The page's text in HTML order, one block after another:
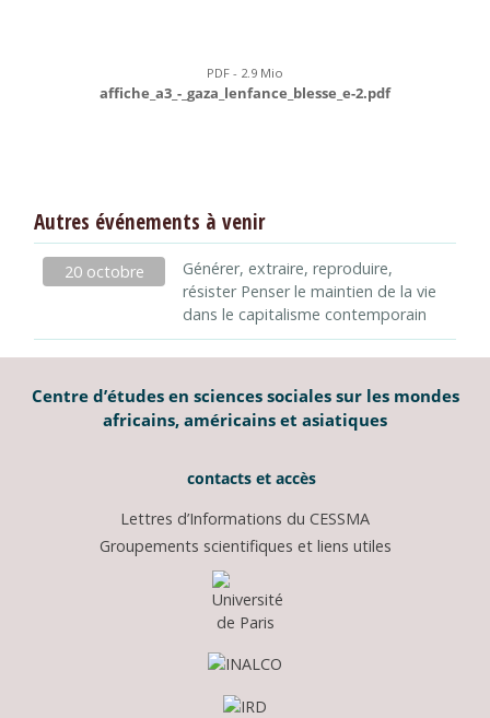
PDF - 2.9 Mio
affiche_a3_-_gaza_lenfance_blesse_e-2.pdf
Autres événements à venir
20 octobre
Générer, extraire, reproduire,
résister Penser le maintien de la vie
dans le capitalisme contemporain
Centre d’études en sciences sociales sur les mondes
africains, américains et asiatiques
contacts et accès
Lettres d’Informations du CESSMA
Groupements scientifiques et liens utiles